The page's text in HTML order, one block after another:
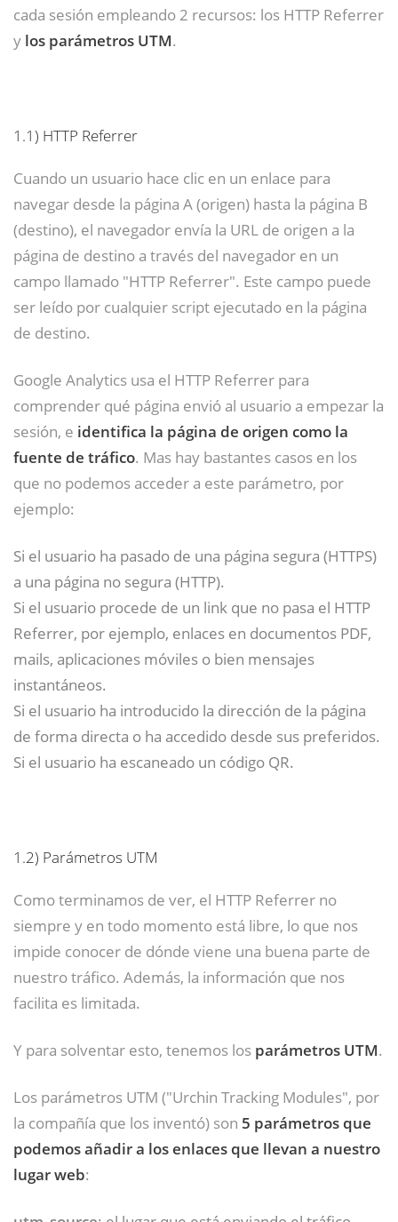
cada sesión empleando 2 recursos: los HTTP Referrer
y los parámetros UTM.
1.1) HTTP Referrer
Cuando un usuario hace clic en un enlace para
navegar desde la página A (origen) hasta la página B
(destino), el navegador envía la URL de origen a la
página de destino a través del navegador en un
campo llamado "HTTP Referrer". Este campo puede
ser leído por cualquier script ejecutado en la página
de destino.
Google Analytics usa el HTTP Referrer para
comprender qué página envió al usuario a empezar la
sesión, e identifica la página de origen como la
fuente de tráfico. Mas hay bastantes casos en los
que no podemos acceder a este parámetro, por
ejemplo:
Si el usuario ha pasado de una página segura (HTTPS)
a una página no segura (HTTP).
Si el usuario procede de un link que no pasa el HTTP
Referrer, por ejemplo, enlaces en documentos PDF,
mails, aplicaciones móviles o bien mensajes
instantáneos.
Si el usuario ha introducido la dirección de la página
de forma directa o ha accedido desde sus preferidos.
Si el usuario ha escaneado un código QR.
1.2) Parámetros UTM
Como terminamos de ver, el HTTP Referrer no
siempre y en todo momento está libre, lo que nos
impide conocer de dónde viene una buena parte de
nuestro tráfico. Además, la información que nos
facilita es limitada.
Y para solventar esto, tenemos los parámetros UTM.
Los parámetros UTM ("Urchin Tracking Modules", por
la compañía que los inventó) son 5 parámetros que
podemos añadir a los enlacesque llevan a nuestro
lugar web: